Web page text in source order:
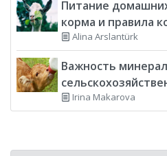
Питание
корма и правила
Alina Arslantürk
Важность
Irina Makarova